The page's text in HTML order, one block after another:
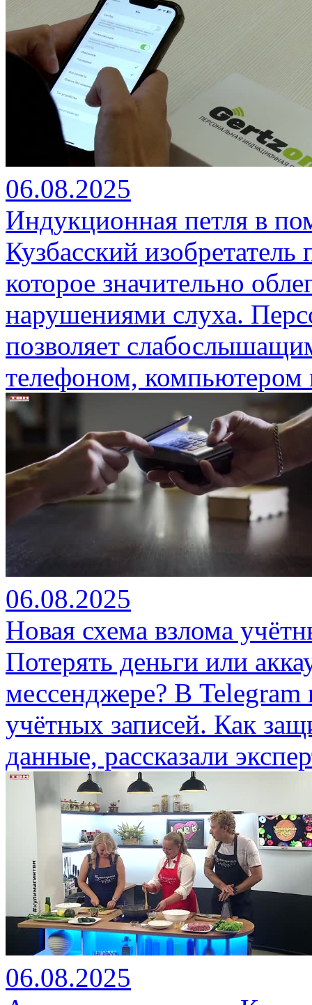
06.08.2025
Индукционная петля в
Кузбасский
которое значительно
нарушениями слуха.
позволяет
телефоном, компьютером
06.08.2025
Новая схема взлома
Потерять деньги или
мессенджере? В Telegram
учётных записей. Как
данные, рассказали
06.08.2025